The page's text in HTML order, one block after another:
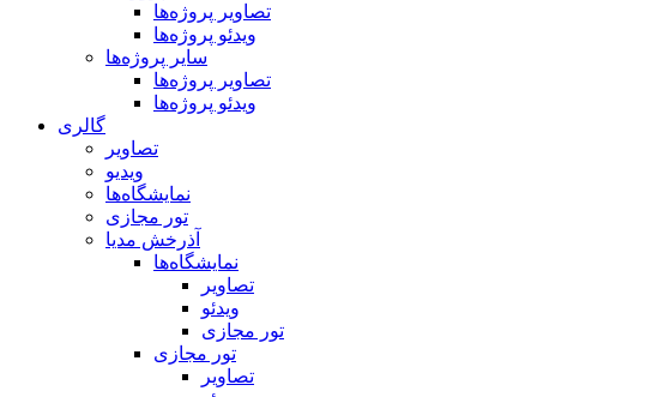
تصاویر پروژه‌ها
ویدئو پروژه‌ها
سایر پروژه‌ها
تصاویر پروژه‌ها
ویدئو پروژه‌ها
گالری
تصاویر
ویدیو
نمایشگاه‌ها
تور مجازی
آذرخش مدیا
نمایشگاه‌ها
تصاویر
ویدئو
تور مجازی
تور مجازی
تصاویر